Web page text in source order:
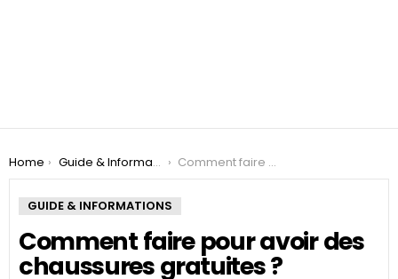
You are here:
Home Guide & Informations Comment faire pour avoir des chaussures gratuites ?
GUIDE & INFORMATIONS
Comment faire pour avoir des
chaussures gratuites ?